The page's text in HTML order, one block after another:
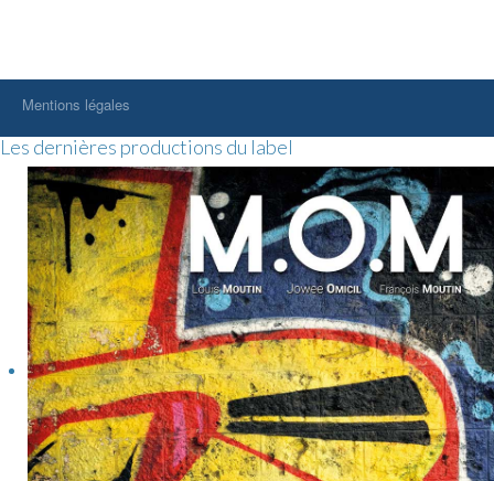
Mentions légales
Les dernières productions du label